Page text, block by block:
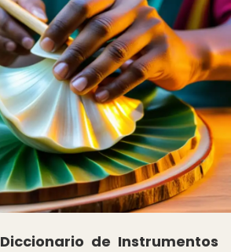
Diccionario de Instrumentos